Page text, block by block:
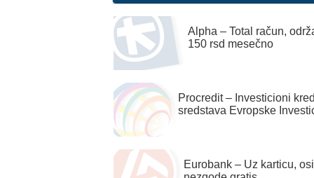
Alpha – Total račun,
150 rsd mesečno
Procredit – Investicioni
sredstava Evropske
Eurobank – Uz karticu,